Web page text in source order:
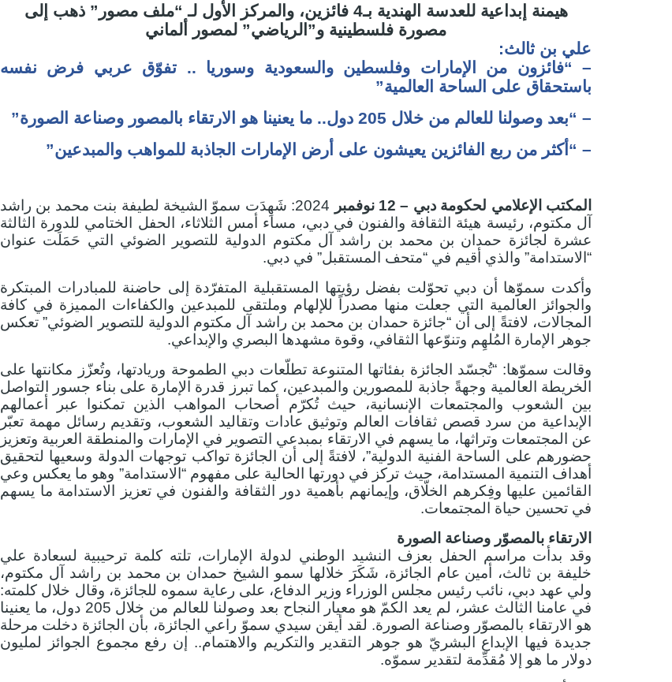
هيمنة إبداعية للعدسة الهندية بـ4 فائزين، والمركز الأول لـ “ملف مصور” ذهب إلى
مصورة فلسطينية و”الرياضي” لمصور ألماني
علي بن ثالث:
– “فائزون من الإمارات وفلسطين والسعودية وسوريا .. تفوّق عربي فرض نفسه
باستحقاق على الساحة العالمية”
– “بعد وصولنا للعالم من خلال 205 دول.. ما يعنينا هو الارتقاء بالمصور وصناعة الصورة”
– “أكثر من ربع الفائزين يعيشون على أرض الإمارات الجاذبة للمواهب والمبدعين”
المكتب الإعلامي لحكومة دبي – 12 نوفمبر
2024: شَهِدَت سموّ الشيخة لطيفة بنت محمد بن راشد
آل مكتوم، رئيسة هيئة الثقافة والفنون في دبي، مساء أمس الثلاثاء، الحفل الختامي للدورة الثالثة
عشرة لجائزة حمدان بن محمد بن راشد آل مكتوم الدولية للتصوير الضوئي التي حَمَلَت عنوان
“الاستدامة” والذي أقيم في “متحف المستقبل” في دبي.
وأكدت سموّها أن دبي تحوّلت بفضل رؤيتها المستقبلية المتفرّدة إلى حاضنة للمبادرات المبتكرة
والجوائز العالمية التي جعلت منها مصدراً للإلهام وملتقى للمبدعين والكفاءات المميزة في كافة
المجالات، لافتةً إلى أن “جائزة حمدان بن محمد بن راشد آل مكتوم الدولية للتصوير الضوئي” تعكس
جوهر الإمارة المُلهِم وتنوّعها الثقافي، وقوة مشهدها البصري والإبداعي.
وقالت سموّها: “تُجسّد الجائزة بفئاتها المتنوعة تطلّعات دبي الطموحة وريادتها، وتُعزّز مكانتها على
الخريطة العالمية وجهةً جاذبة للمصورين والمبدعين، كما تبرز قدرة الإمارة على بناء جسور التواصل
بين الشعوب والمجتمعات الإنسانية، حيث تُكرّم أصحاب المواهب الذين تمكنوا عبر أعمالهم
الإبداعية من سرد قصص ثقافات العالم وتوثيق عادات وتقاليد الشعوب، وتقديم رسائل مهمة تعبّر
عن المجتمعات وتراثها، ما يسهم في الارتقاء بمبدعي التصوير في الإمارات والمنطقة العربية وتعزيز
حضورهم على الساحة الفنية الدولية”، لافتةً إلى أن الجائزة تواكب توجهات الدولة وسعيها لتحقيق
أهداف التنمية المستدامة، حيث تركز في دورتها الحالية على مفهوم “الاستدامة” وهو ما يعكس وعي
القائمين عليها وفِكرهم الخلّاق، وإيمانهم بأهمية دور الثقافة والفنون في تعزيز الاستدامة ما يسهم
في تحسين حياة المجتمعات.
الارتقاء بالمصوّر وصناعة الصورة
وقد بدأت مراسم الحفل بعزف النشيد الوطني لدولة الإمارات، تلته كلمة ترحيبية لسعادة علي
خليفة بن ثالث، أمين عام الجائزة، شَكَرَ خلالها سمو الشيخ حمدان بن محمد بن راشد آل مكتوم،
ولي عهد دبي، نائب رئيس مجلس الوزراء وزير الدفاع، على رعاية سموه للجائزة، وقال خلال كلمته:
في عامنا الثالث عشر، لم يعد الكمّ هو معيار النجاح بعد وصولنا للعالم من خلال 205 دول، ما يعنينا
هو الارتقاء بالمصوّر وصناعة الصورة. لقد أيقن سيدي سموّ راعي الجائزة، بأن الجائزة دخلت مرحلة
جديدة فيها الإبداع البشريّ هو جوهر التقدير والتكريم والاهتمام.. إن رفع مجموع الجوائز لمليون
دولار ما هو إلا مُقدِّمة لتقدير سموّه.